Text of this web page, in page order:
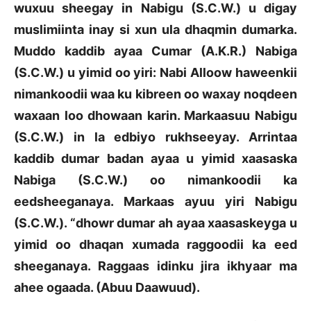
wuxuu sheegay in Nabigu (S.C.W.) u digay
muslimiinta inay si xun ula dhaqmin dumarka.
Muddo kaddib ayaa Cumar (A.K.R.) Nabiga
(S.C.W.) u yimid oo yiri: Nabi Alloow haweenkii
nimankoodii waa ku kibreen oo waxay noqdeen
waxaan loo dhowaan karin. Markaasuu Nabigu
(S.C.W.) in la edbiyo rukhseeyay. Arrintaa
kaddib dumar badan ayaa u yimid xaasaska
Nabiga (S.C.W.) oo nimankoodii ka
eedsheeganaya. Markaas ayuu yiri Nabigu
(S.C.W.). “dhowr dumar ah ayaa xaasaskeyga u
yimid oo dhaqan xumada raggoodii ka eed
sheeganaya. Raggaas idinku jira ikhyaar ma
ahee ogaada. (Abuu Daawuud).